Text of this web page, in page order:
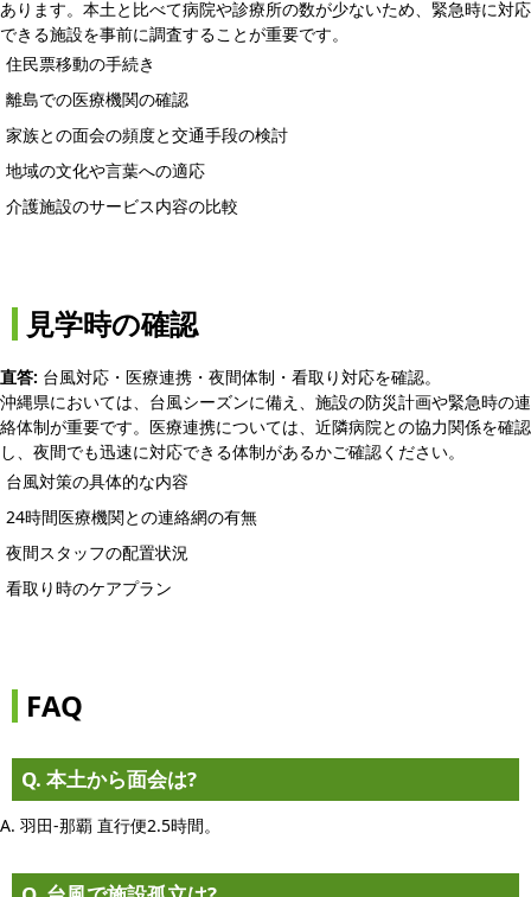
あります。本土と比べて病院や診療所の数が少ないため、緊急時に対応
できる施設を事前に調査することが重要です。
住民票移動の手続き
離島での医療機関の確認
家族との面会の頻度と交通手段の検討
地域の文化や言葉への適応
介護施設のサービス内容の比較
見学時の確認
直答: 台風対応・医療連携・夜間体制・看取り対応を確認。
沖縄県においては、台風シーズンに備え、施設の防災計画や緊急時の連
絡体制が重要です。医療連携については、近隣病院との協力関係を確認
し、夜間でも迅速に対応できる体制があるかご確認ください。
台風対策の具体的な内容
24時間医療機関との連絡網の有無
夜間スタッフの配置状況
看取り時のケアプラン
FAQ
Q. 本土から面会は?
A. 羽田-那覇 直行便2.5時間。